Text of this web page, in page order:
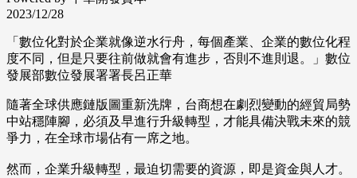
2023/12/28
「數位化對於企業就像逆水行舟，每個產業、企業的數位化程
度不同，但是只要往前做就會有進步，否則不進則退。」數位
發展部數位發展署署長呂正華
隨著全球供應鏈版圖重新洗牌，台商想在劇烈變動的經貿局勢
中站穩陣腳，必須及早進行升級轉型，才能具備決戰未來的競
爭力，在全球市場佔有一席之地。
然而，企業升級轉型，最迫切需要的資源，即是資金與人才。